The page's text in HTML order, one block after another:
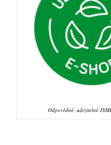
Odpovědně, udržitelně